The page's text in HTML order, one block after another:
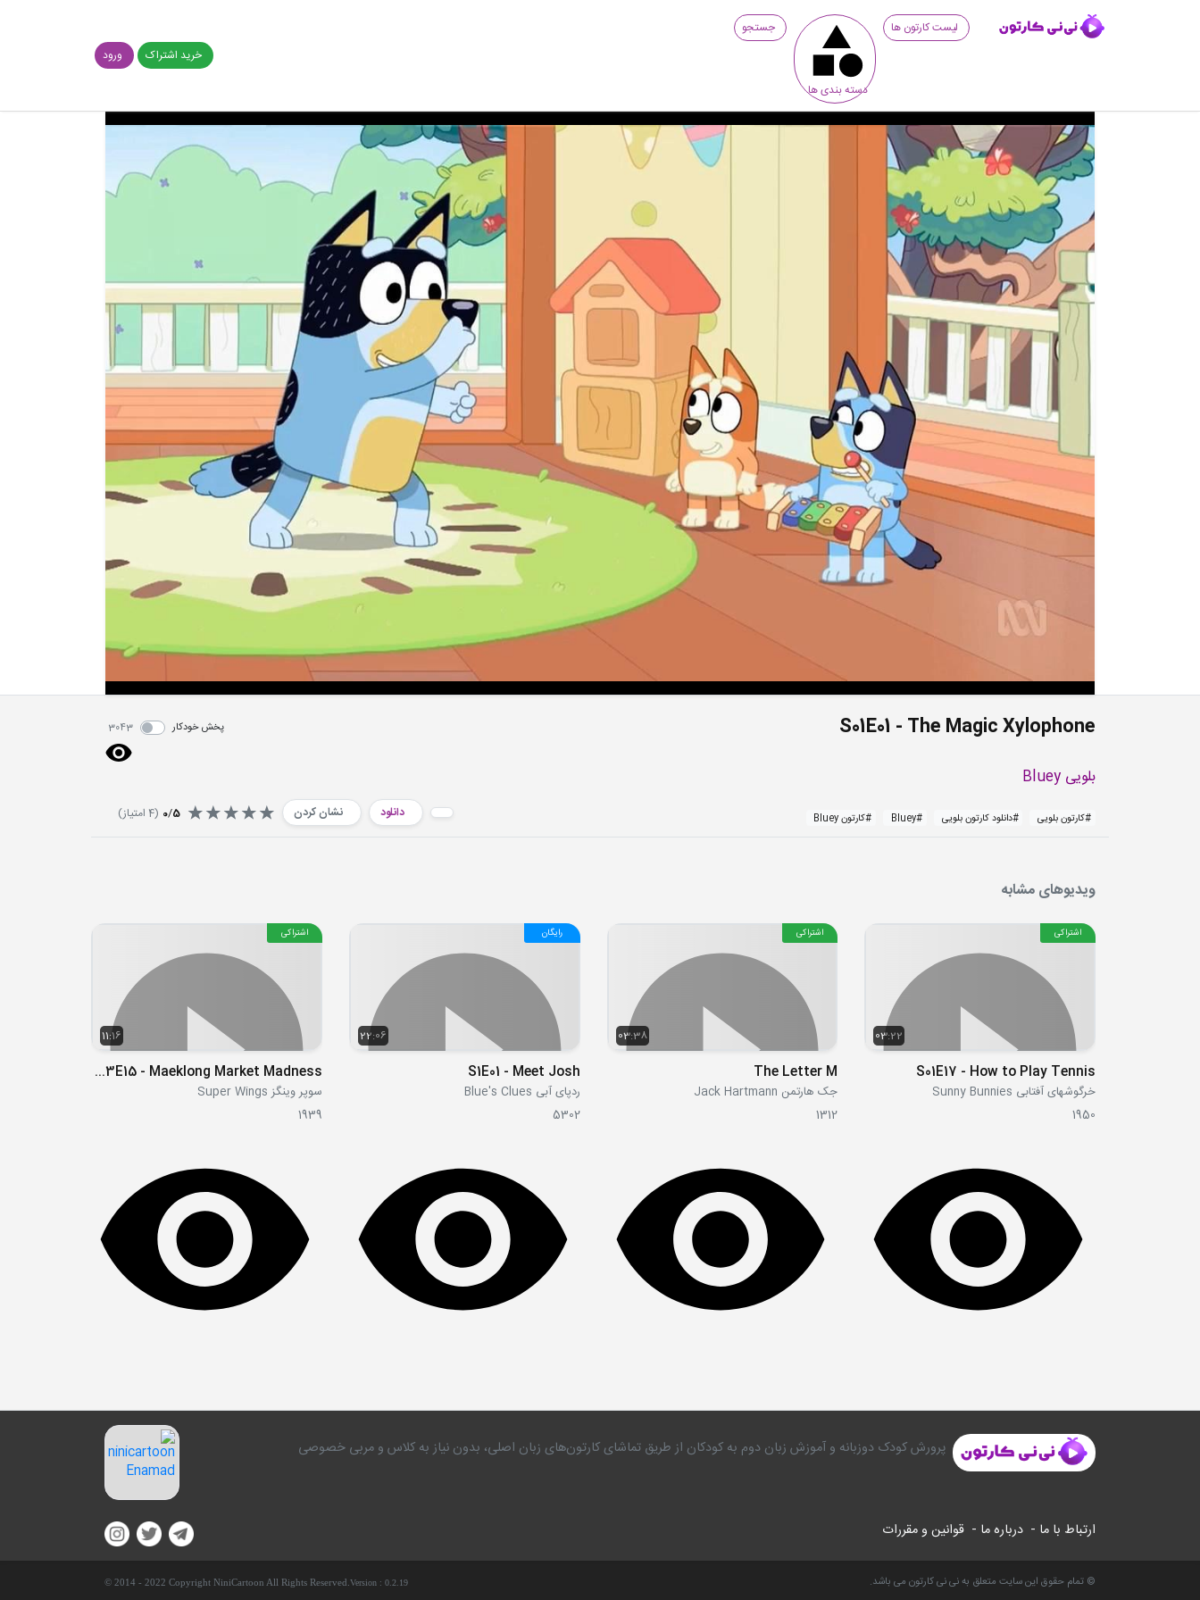
لیست کارتون ها
دسته بندی ها
جستجو
خرید اشتراک
ورود
S01E01 - The Magic Xylophone پخش خودکار 3043
بلویی Bluey
#کارتون بلویی #دانلود کارتون بلویی #
Bluey
#کارتون Bluey دانلود نشان کردن 0/5
(
4 امتیاز)
ویدیوهای مشابه
03:22
اشتراکی
S01E17 - How to Play Tennis
خرگوشهای آفتابی Sunny Bunnies
1950
03:38
اشتراکی
The Letter M
جک هارتمن Jack Hartmann
1312
22:06
رایگان
S1E01 - Meet Josh
ردپای آبی Blue's Clues
5302
11:16
اشتراکی
S03E15 - Maeklong Market Madness
سوپر وینگز Super Wings
1939
پرورش کودک دوزبانه و آموزش زبان دوم به کودکان از طریق تماشای کارتون‌های زبان اصلی، بدون نیاز به کلاس و مربی خصوصی
ارتباط با ما - درباره ما - قوانین و مقررات
© تمام حقوق این سایت متعلق به نی نی کارتون می باشد. © 2014 - 2022 Copyright NiniCartoon All Rights Reserved. Version : 0.2.19